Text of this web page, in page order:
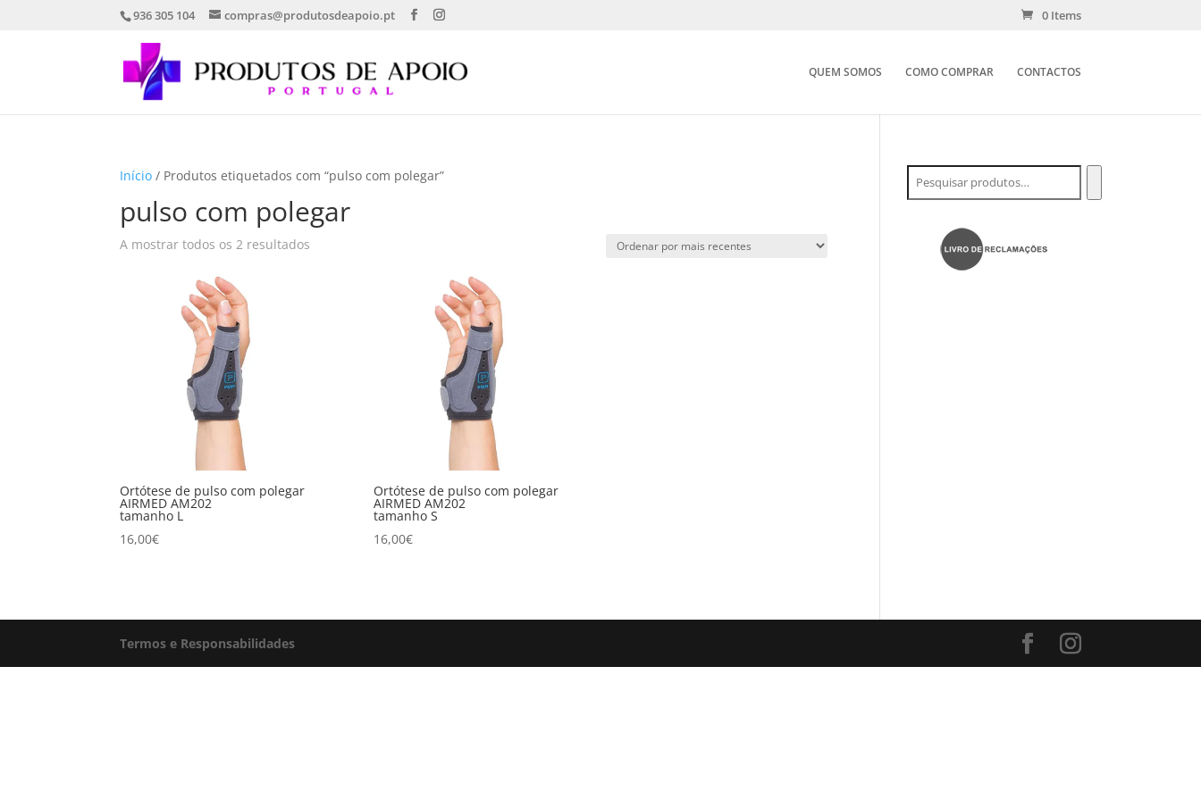
936 305 104 compras@produtosdeapoio.pt 0 Items
QUEM SOMOS COMO COMPRAR CONTACTOS
Início / Produtos etiquetados com “pulso com polegar”
pulso com polegar
A mostrar todos os 2 resultados
Ortótese de pulso com polegar
AIRMED AM202
tamanho L
16,00€
Ortótese de pulso com polegar
AIRMED AM202
tamanho S
16,00€
Termos e Responsabilidades